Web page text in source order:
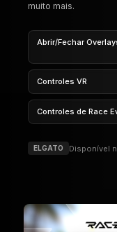
muito mais.
Abrir/Fechar
Controles VR
Controles de Race
ELGATO Disponível